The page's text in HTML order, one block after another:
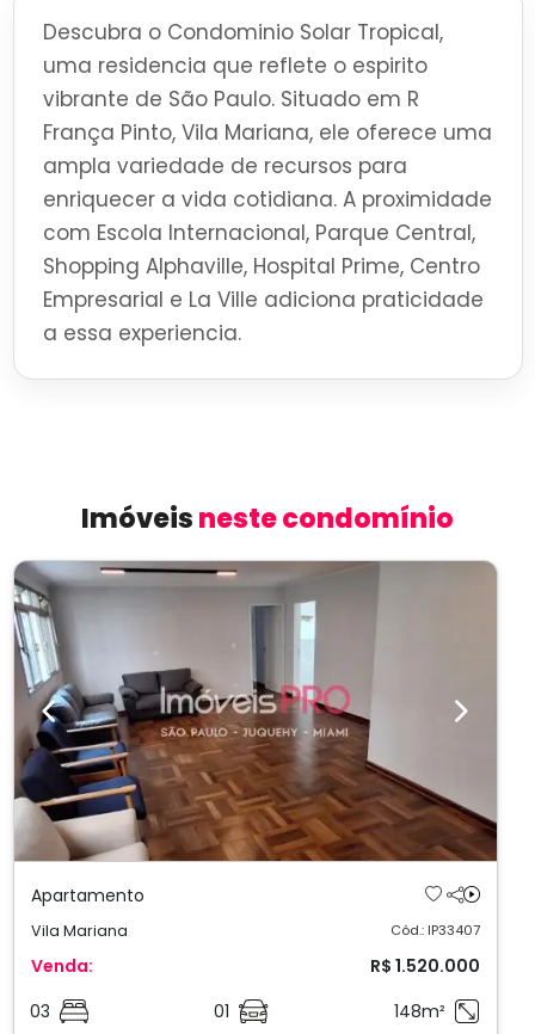
Descubra o Condominio Solar Tropical,
uma residencia que reflete o espirito
vibrante de São Paulo. Situado em R
França Pinto, Vila Mariana, ele oferece uma
ampla variedade de recursos para
enriquecer a vida cotidiana. A proximidade
com Escola Internacional, Parque Central,
Shopping Alphaville, Hospital Prime, Centro
Empresarial e La Ville adiciona praticidade
a essa experiencia.
Imóveisneste condomínio
Previous Next
Apartamento
Vila Mariana Cód.: IP33407
Venda:
R$ 1.520.000
03
01 148m²